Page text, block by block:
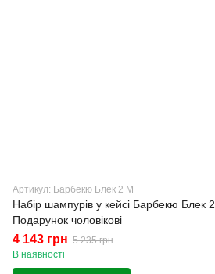
Артикул: Барбекю Блек 2 M
Набір шампурів у кейсі Барбекю Блек
Подарунок чоловікові
4 143 грн 5 235 грн
В наявності